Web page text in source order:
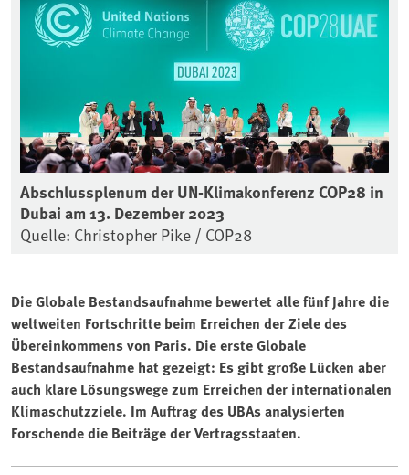
Abschlussplenum der UN-Klimakonferenz COP28 in
Dubai am 13. Dezember 2023
Quelle: Christopher Pike / COP28
Die Globale Bestandsaufnahme bewertet alle fünf Jahre die
weltweiten Fortschritte beim Erreichen der Ziele des
Übereinkommens von Paris. Die erste Globale
Bestandsaufnahme hat gezeigt: Es gibt große Lücken aber
auch klare Lösungswege zum Erreichen der internationalen
Klimaschutzziele. Im Auftrag des UBAs analysierten
Forschende die Beiträge der Vertragsstaaten.